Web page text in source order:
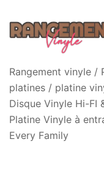
content
Rangement
Rangement vinyle /
platines / platine
Disque Vinyle Hi-FI
Platine Vinyle à
Every Family